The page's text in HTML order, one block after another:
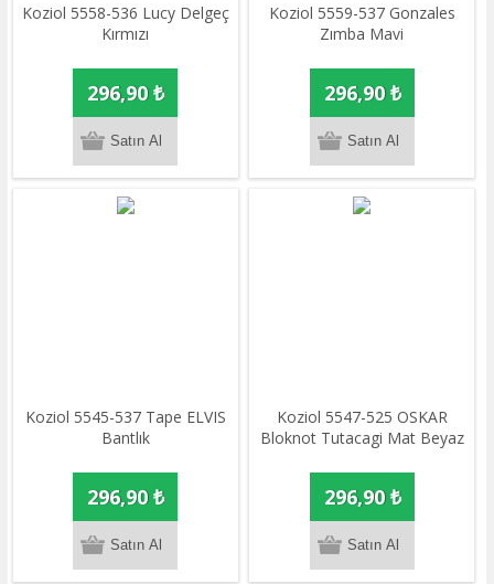
Koziol 5558-536 Lucy Delgeç
Kırmızı
296,90 ₺
Koziol 5559-537 Gonzales
Zımba Mavi
296,90 ₺
Koziol 5545-537 Tape ELVIS
Bantlık
296,90 ₺
Koziol 5547-525 OSKAR
Bloknot Tutacagi Mat Beyaz
296,90 ₺